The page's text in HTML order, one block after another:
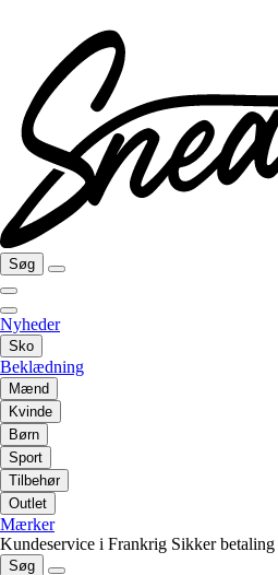
Søg
Nyheder
Sko
Beklædning
Mænd
Kvinde
Børn
Sport
Tilbehør
Outlet
Mærker
Kundeservice i Frankrig Sikker betaling
Søg